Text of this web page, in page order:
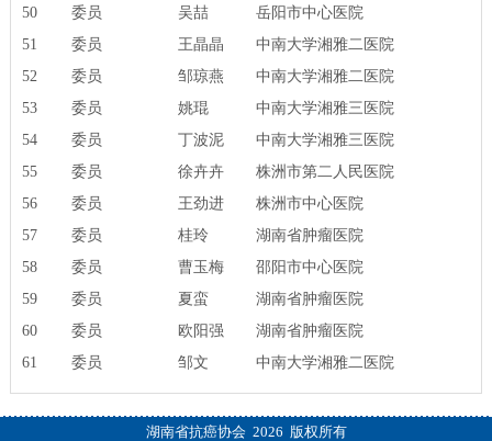
50
委员 吴喆
岳阳市中心医院
51
委员 王晶晶
中南大学湘雅二医院
52
委员 邹琼燕
中南大学湘雅二医院
53
委员 姚琨
中南大学湘雅三医院
54
委员 丁波泥
中南大学湘雅三医院
55
委员 徐卉卉
株洲市第二人民医院
56
委员 王劲进
株洲市中心医院
57
委员 桂玲
湖南省肿瘤医院
58
委员 曹玉梅
邵阳市中心医院
59
委员 夏蛮
湖南省肿瘤医院
60
委员 欧阳强
湖南省肿瘤医院
61
委员 邹文 中南大学湘雅二医院
湖南省抗癌协会 2026 版权所有